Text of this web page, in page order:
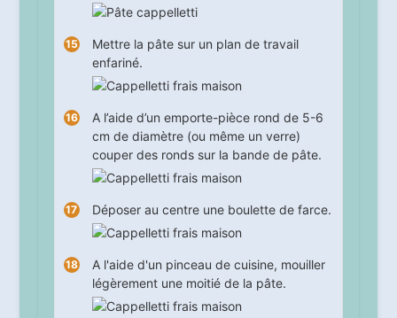
Mettre la pâte sur un plan de travail
enfariné.
A l’aide d’un emporte-pièce rond de 5-6
cm de diamètre (ou même un verre)
couper des ronds sur la bande de pâte.
Déposer au centre une boulette de farce.
A l'aide d'un pinceau de cuisine, mouiller
légèrement une moitié de la pâte.